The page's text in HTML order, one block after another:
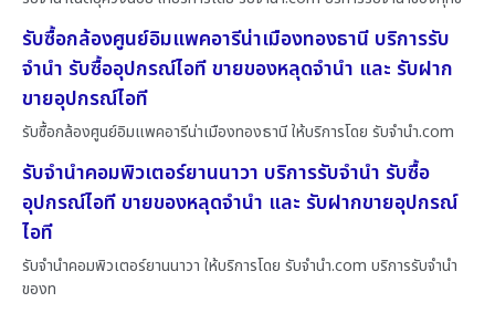
รับซื้อกล้องศูนย์อิมแพคอารีน่าเมืองทองธานี บริการรับ
จำนำ รับซื้ออุปกรณ์ไอที ขายของหลุดจำนำ และ รับฝาก
ขายอุปกรณ์ไอที
รับซื้อกล้องศูนย์อิมแพคอารีน่าเมืองทองธานี ให้บริการโดย รับจํานํา.com
รับจำนำคอมพิวเตอร์ยานนาวา บริการรับจำนำ รับซื้อ
อุปกรณ์ไอที ขายของหลุดจำนำ และ รับฝากขายอุปกรณ์
ไอที
รับจำนำคอมพิวเตอร์ยานนาวา ให้บริการโดย รับจํานํา.com บริการรับจำนำ
ของท